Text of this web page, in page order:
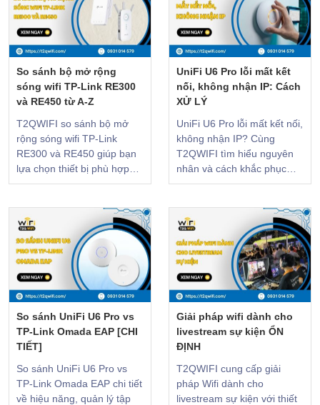
So sánh bộ mở rộng
sóng wifi TP-Link RE300
và RE450 từ A-Z
T2QWIFI so sánh bộ mở
rộng sóng wifi TP-Link
RE300 và RE450 giúp bạn
lựa chọn thiết bị phù hợp
với không gian và ngân
UniFi U6 Pro lỗi mất kết
nối, không nhận IP: Cách
XỬ LÝ
UniFi U6 Pro lỗi mất kết nối,
không nhận IP? Cùng
T2QWIFI tìm hiểu nguyên
nhân và cách khắc phục
nhanh, hiệu quả và dễ thực
So sánh UniFi U6 Pro vs
TP-Link Omada EAP [CHI
TIẾT]
So sánh UniFi U6 Pro vs
TP-Link Omada EAP chi tiết
về hiệu năng, quản lý tập
Giải pháp wifi dành cho
livestream sự kiện ỔN
ĐỊNH
T2QWIFI cung cấp giải
pháp Wifi dành cho
livestream sự kiện với thiết